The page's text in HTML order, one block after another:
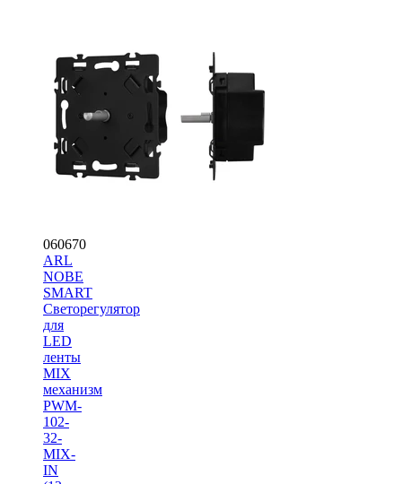
060670
ARL
NOBE
SMART
Светорегулятор
для
LED
ленты
MIX
механизм
PWM-
102-
32-
MIX-
IN